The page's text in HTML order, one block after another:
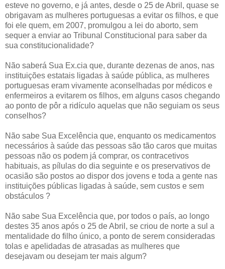
esteve no governo, e já antes, desde o 25 de Abril, quase se
obrigavam as mulheres portuguesas a evitar os filhos, e que
foi ele quem, em 2007, promulgou a lei do aborto, sem
sequer a enviar ao Tribunal Constitucional para saber da
sua constitucionalidade?
Não saberá Sua Ex.cia que, durante dezenas de anos, nas
instituições estatais ligadas à saúde pública, as mulheres
portuguesas eram vivamente aconselhadas por médicos e
enfermeiros a evitarem os filhos, em alguns casos chegando
ao ponto de pôr a ridículo aquelas que não seguiam os seus
conselhos?
Não sabe Sua Excelência que, enquanto os medicamentos
necessários à saúde das pessoas são tão caros que muitas
pessoas não os podem já comprar, os contracetivos
habituais, as pílulas do dia seguinte e os preservativos de
ocasião são postos ao dispor dos jovens e toda a gente nas
instituições públicas ligadas à saúde, sem custos e sem
obstáculos ?
Não sabe Sua Excelência que, por todos o país, ao longo
destes 35 anos após o 25 de Abril, se criou de norte a sul a
mentalidade do filho único, a ponto de serem consideradas
tolas e apelidadas de atrasadas as mulheres que
desejavam ou desejam ter mais algum?